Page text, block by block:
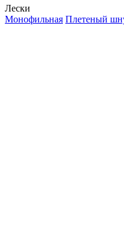
Лески
Монофильная Плетеный